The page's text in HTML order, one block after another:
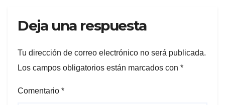
Deja una respuesta
Tu dirección de correo electrónico no será publicada.
Los campos obligatorios están marcados con *
Comentario *